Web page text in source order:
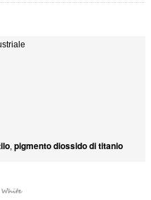
, pigmento diossido di titanio